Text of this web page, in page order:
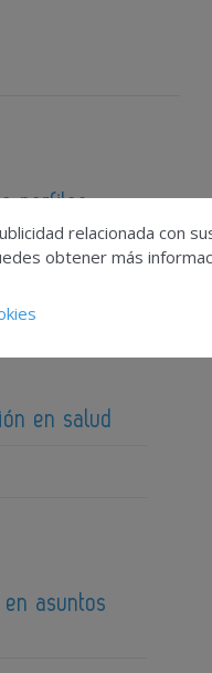
perfiles
en salud
asuntos
relacionada con
obtener más